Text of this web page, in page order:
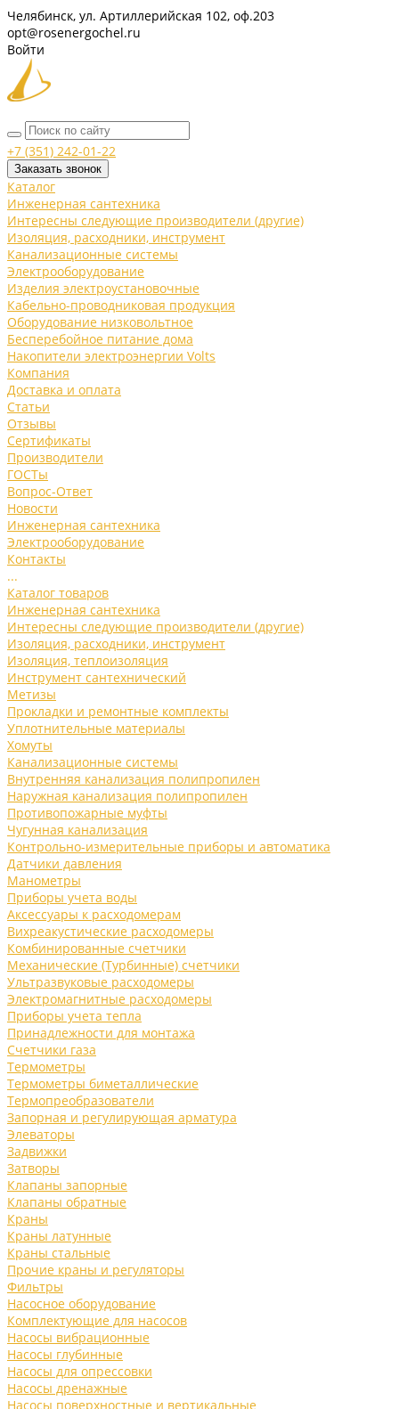
Челябинск, ул. Артиллерийская 102, оф.203
opt@rosenergochel.ru
Войти
+7 (351) 242-01-22
Заказать звонок
Каталог
Инженерная сантехника
Интересны следующие производители (другие)
Изоляция, расходники, инструмент
Канализационные системы
Электрооборудование
Изделия электроустановочные
Кабельно-проводниковая продукция
Оборудование низковольтное
Бесперебойное питание дома
Накопители электроэнергии Volts
Компания
Доставка и оплата
Статьи
Отзывы
Сертификаты
Производители
ГОСТы
Вопрос-Ответ
Новости
Инженерная сантехника
Электрооборудование
Контакты
...
Каталог товаров
Инженерная сантехника
Интересны следующие производители (другие)
Изоляция, расходники, инструмент
Изоляция, теплоизоляция
Инструмент сантехнический
Метизы
Прокладки и ремонтные комплекты
Уплотнительные материалы
Хомуты
Канализационные системы
Внутренняя канализация полипропилен
Наружная канализация полипропилен
Противопожарные муфты
Чугунная канализация
Контрольно-измерительные приборы и автоматика
Датчики давления
Манометры
Приборы учета воды
Аксессуары к расходомерам
Вихреакустические расходомеры
Комбинированные счетчики
Механические (Турбинные) счетчики
Ультразвуковые расходомеры
Электромагнитные расходомеры
Приборы учета тепла
Принадлежности для монтажа
Счетчики газа
Термометры
Термометры биметаллические
Термопреобразователи
Запорная и регулирующая арматура
Элеваторы
Задвижки
Затворы
Клапаны запорные
Клапаны обратные
Краны
Краны латунные
Краны стальные
Прочие краны и регуляторы
Фильтры
Насосное оборудование
Комплектующие для насосов
Насосы вибрационные
Насосы глубинные
Насосы для опрессовки
Насосы дренажные
Насосы поверхностные и вертикальные